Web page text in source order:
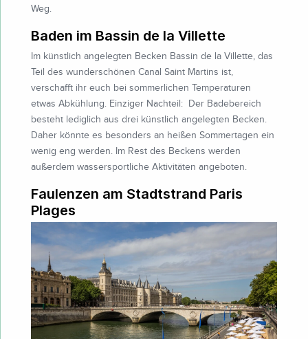
Weg.
Baden im Bassin de la Villette
Im künstlich angelegten Becken Bassin de la Villette, das
Teil des wunderschönen Canal Saint Martins ist,
verschafft ihr euch bei sommerlichen Temperaturen
etwas Abkühlung. Einziger Nachteil: Der Badebereich
besteht lediglich aus drei künstlich angelegten Becken.
Daher könnte es besonders an heißen Sommertagen ein
wenig eng werden. Im Rest des Beckens werden
außerdem wassersportliche Aktivitäten angeboten.
Faulenzen am Stadtstrand Paris
Plages